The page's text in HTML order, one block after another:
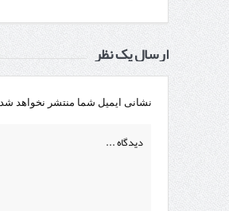
ارسال یک نظر
نشانی ایمیل شما منتشر نخواهد شد.